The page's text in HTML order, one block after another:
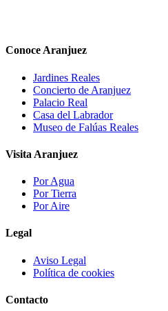
Conoce Aranjuez
Jardines Reales
Concierto de Aranjuez
Palacio Real
Casa del Labrador
Museo de Falúas Reales
Visita Aranjuez
Por Agua
Por Tierra
Por Aire
Legal
Aviso Legal
Política de cookies
Contacto